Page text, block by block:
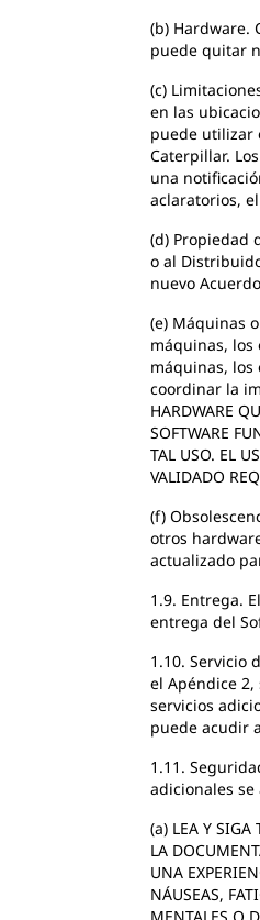
(b) Hardware.
puede quitar
(c)
en las
puede utilizar
Caterpillar.
una
aclaratorios,
(d) Propiedad
o al
nuevo
(e) Máquinas
máquinas, los
máquinas, los
coordinar la
HARDWARE
SOFTWARE
TAL USO. EL
VALIDADO
(f)
otros
actualizado
1.9. Entrega.
entrega del
1.10. Servicio
el Apéndice
servicios
puede acudir
1.11.
adicionales
(a) LEA Y SIGA
LA
UNA
NÁUSEAS,